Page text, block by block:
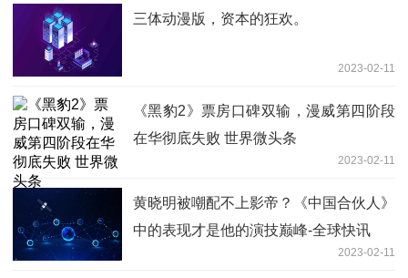
三体动漫版，资本的狂欢。
2023-02-11
《黑豹2》票房口碑双输，漫威第四阶段
在华彻底失败 世界微头条
2023-02-11
黄晓明被嘲配不上影帝？《中国合伙人》
中的表现才是他的演技巅峰-全球快讯
2023-02-11